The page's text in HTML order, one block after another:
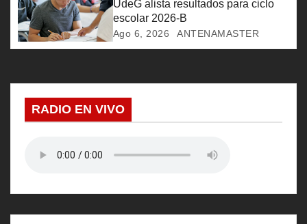
t
r
d
a
UdeG alista resultados para ciclo
escolar 2026-B
Ago 6, 2026 ANTENAMASTER
RADIO EN VIVO